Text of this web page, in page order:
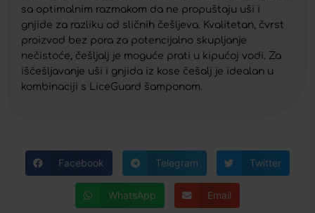
sa optimalnim razmakom da ne propuštaju uši i
gnjide za razliku od sličnih češljeva. Kvalitetan, čvrst
proizvod bez pora za potencijalno skupljanje
nečistoće, češljalj je moguće prati u kipućoj vodi. Za
iščešljavanje uši i gnjida iz kose češalj je idealan u
kombinaciji s LiceGuard šamponom.
Facebook Telegram Twitter
WhatsApp Email